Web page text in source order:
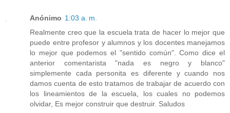
Anónimo 1:03 a. m.
Realmente creo que la escuela trata de hacer lo mejor que
puede entre profesor y alumnos y los docentes manejamos
lo mejor que podemos el "sentido común". Como dice el
anterior comentarista "nada es negro y blanco"
simplemente cada personita es diferente y cuando nos
damos cuenta de esto tratamos de trabajar de acuerdo con
los lineamientos de la escuela, los cuales no podemos
olvidar, Es mejor construir que destruir. Saludos